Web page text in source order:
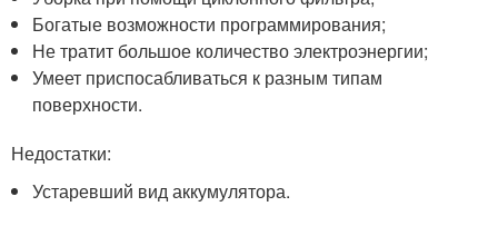
Богатые возможности программирования;
Не тратит большое количество электроэнергии;
Умеет приспосабливаться к разным типам
поверхности.
Недостатки:
Устаревший вид аккумулятора.